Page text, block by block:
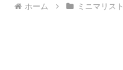
ホーム ミニマリスト